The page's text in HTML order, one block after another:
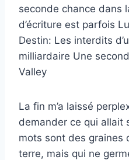
seconde chance dans
d’écriture est parfois
Destin: Les interdits
milliardaire Une
Valley
La fin m’a laissé
demander ce qui allait
mots sont des graines
terre, mais qui ne